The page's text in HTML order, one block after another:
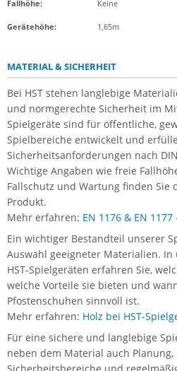
Fallhöhe: Keine
Gerätehöhe: 1,65m
MATERIAL & SICHERHEIT
Bei HST stehen langlebige
und normgerechte Sicherheit im
Spielgeräte sind für öffentliche,
Spielbereiche entwickelt und
Sicherheitsanforderungen nach
Wichtige Angaben wie freie
Fallschutz und Wartung finden Sie
Produkt.
Mehr erfahren: EN 1176 & EN
Ein wichtiger Bestandteil unserer
Auswahl geeigneter Materialien. In
HST-Spielgeräten erfahren Sie,
welche Vorteile sie bieten und
Pfostenschuhen sinnvoll ist.
Mehr erfahren: Holz bei HST-
Für eine sichere und langlebige
neben dem Material auch Planung,
Sicherheitsbereiche und